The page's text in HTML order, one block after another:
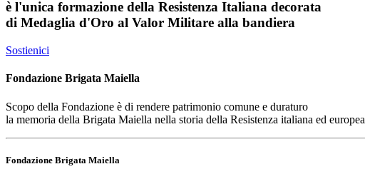
è l'unica formazione della Resistenza Italiana decorata
di Medaglia d'Oro al Valor Militare alla bandiera
Sostienici
Fondazione Brigata Maiella
Scopo della Fondazione è di rendere patrimonio comune e duraturo
la memoria della Brigata Maiella nella storia della Resistenza italiana ed europea
Fondazione Brigata Maiella